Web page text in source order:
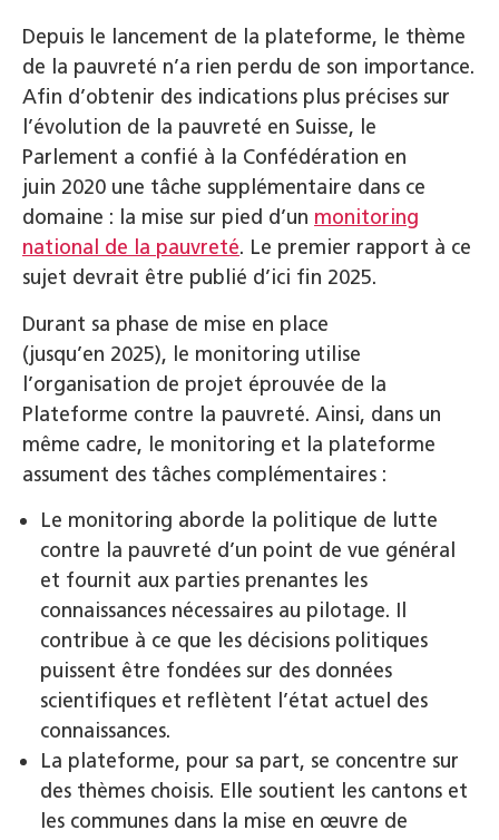
Depuis le lancement de la plateforme, le thème
de la pauvreté n’a rien perdu de son importance.
Afin d’obtenir des indications plus précises sur
l’évolution de la pauvreté en Suisse, le
Parlement a confié à la Confédération en
juin 2020 une tâche supplémentaire dans ce
domaine : la mise sur pied d’un monitoring
national de la pauvreté. Le premier rapport à ce
sujet devrait être publié d’ici fin 2025.
Durant sa phase de mise en place
(jusqu’en 2025), le monitoring utilise
l’organisation de projet éprouvée de la
Plateforme contre la pauvreté. Ainsi, dans un
même cadre, le monitoring et la plateforme
assument des tâches complémentaires :
Le monitoring aborde la politique de lutte
contre la pauvreté d’un point de vue général
et fournit aux parties prenantes les
connaissances nécessaires au pilotage. Il
contribue à ce que les décisions politiques
puissent être fondées sur des données
scientifiques et reflètent l’état actuel des
connaissances.
La plateforme, pour sa part, se concentre sur
des thèmes choisis. Elle soutient les cantons et
les communes dans la mise en œuvre de